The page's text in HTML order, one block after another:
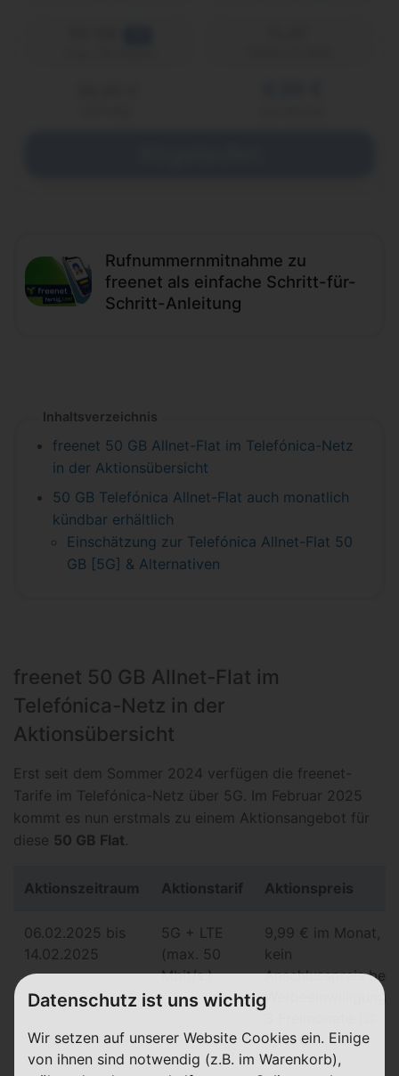
Rufnummernmitnahme zu
freenet als einfache Schritt-für-
Schritt-Anleitung
Inhaltsverzeichnis
freenet 50 GB Allnet-Flat im Telefónica-Netz
in der Aktionsübersicht
50 GB Telefónica Allnet-Flat auch monatlich
kündbar erhältlich
Einschätzung zur Telefónica Allnet-Flat 50
GB [5G] & Alternativen
freenet 50 GB Allnet-Flat im
Telefónica-Netz in der
Aktionsübersicht
Erst seit dem Sommer 2024 verfügen die freenet-
Tarife im Telefónica-Netz über 5G. Im Februar 2025
kommt es nun erstmals zu einem Aktionsangebot für
diese 50 GB Flat.
Aktionszeitraum Aktionstarif Aktionspreis
06.02.2025 bis
14.02.2025
5G + LTE
(max. 50
Mbit/s.)
9,99 € im Monat,
kein
Anschlusspreis bei
Werbeeinwilligung,
8,74 €)
Datenschutz ist uns wichtig
Wir setzen auf unserer Website Cookies ein. Einige
von ihnen sind notwendig (z.B. im Warenkorb),